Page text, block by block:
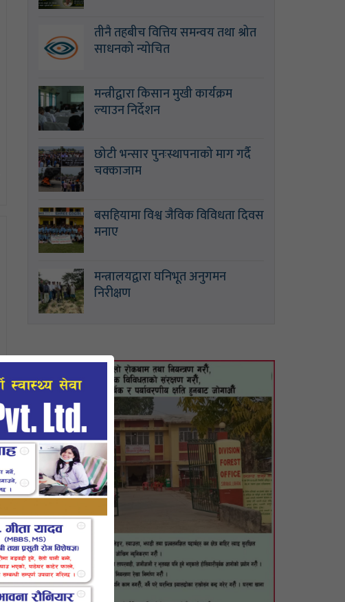
तीनै तहबीच वित्तिय समन्वय तथा श्रोत
साधनको न्योचित
मन्त्रीद्वारा किसान मुखी कार्यक्रम
ल्याउन निर्देशन
छोटी भन्सार पुनःस्थापनाको माग गर्दै
चक्काजाम
बसहियामा विश्व जैविक विविधता दिवस
मनाए
मन्त्रालयद्वारा घनिभूत अनुगमन
निरीक्षण